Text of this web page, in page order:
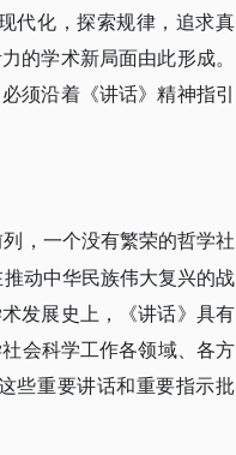
代化，探索规律，追求真
的学术新局面由此形成。
须沿着《讲话》精神指引
，一个没有繁荣的哲学社
动中华民族伟大复兴的战
发展史上，《讲话》具有
会科学工作各领域、各方
些重要讲话和重要指示批